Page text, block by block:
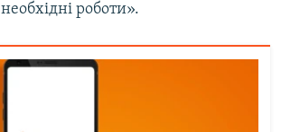
роботи».